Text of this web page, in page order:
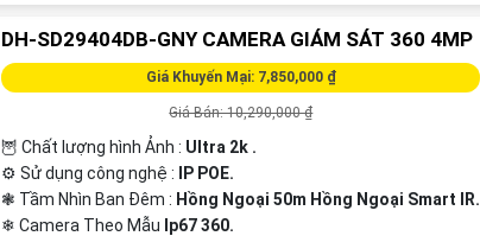
DH-SD29404DB-GNY CAMERA GIÁM SÁT 360 4MP
Giá Khuyến Mại: 7,850,000 ₫
Giá Bán: 10,290,000 ₫
🦉 Chất lượng hình Ảnh : Ultra 2k .
⚙ Sử dụng công nghệ :
IP POE.
❃ Tầm Nhìn Ban Đêm : Hồng Ngoại 50m Hồng Ngoại Smart IR.
❄ Camera Theo Mẫu Ip67 360.